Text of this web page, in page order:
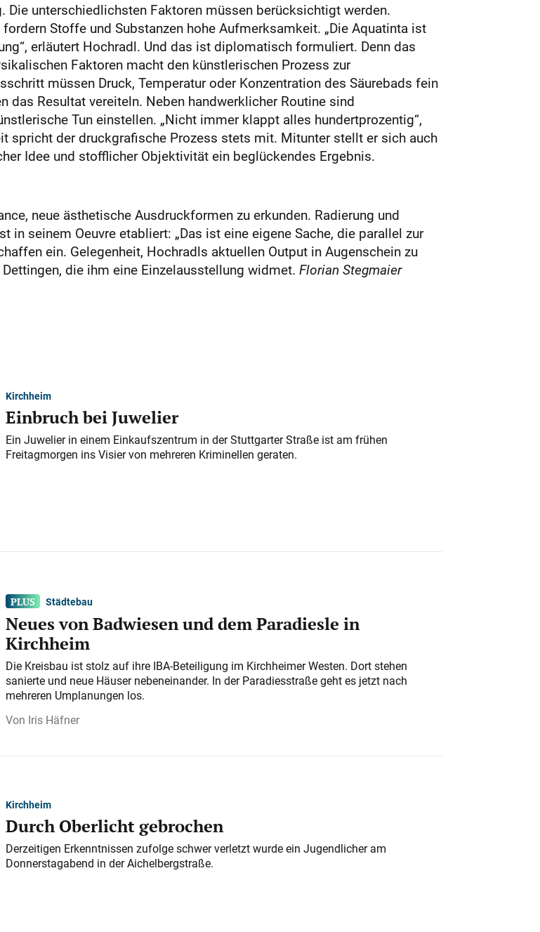
unterschiedlichsten Faktoren müssen berücksichtigt werden.
Stoffe und Substanzen hohe Aufmerksamkeit. „Die Aquatinta ist
erläutert Hochradl. Und das ist diplomatisch formuliert. Denn das
Faktoren macht den künstlerischen Prozess zur
müssen Druck, Temperatur oder Konzentration des Säurebads fein
das Resultat vereiteln. Neben handwerklicher Routine sind
Tun einstellen. „Nicht immer klappt alles hundertprozentig“,
spricht der druckgrafische Prozess stets mit. Mitunter stellt er sich auch
Idee und stofflicher Objektivität ein beglückendes Ergebnis.
neue ästhetische Ausdruckformen zu erkunden. Radierung und
seinem Oeuvre etabliert: „Das ist eine eigene Sache, die parallel zur
ein. Gelegenheit, Hochradls aktuellen Output in Augenschein zu
die ihm eine Einzelausstellung widmet. Florian Stegmaier
Kirchheim
Einbruch bei Juwelier
Ein Juwelier in einem Einkaufszentrum in der Stuttgarter Straße ist am frühen
Freitagmorgen ins Visier von mehreren Kriminellen geraten.
Städtebau
Neues von Badwiesen und dem Paradiesle in
Kirchheim
Die Kreisbau ist stolz auf ihre IBA-Beteiligung im Kirchheimer Westen. Dort stehen
sanierte und neue Häuser nebeneinander. In der Paradiesstraße geht es jetzt nach
mehreren Umplanungen los.
Iris Häfner
Kirchheim
Durch Oberlicht gebrochen
Derzeitigen Erkenntnissen zufolge schwer verletzt wurde ein Jugendlicher am
Donnerstagabend in der Aichelbergstraße.